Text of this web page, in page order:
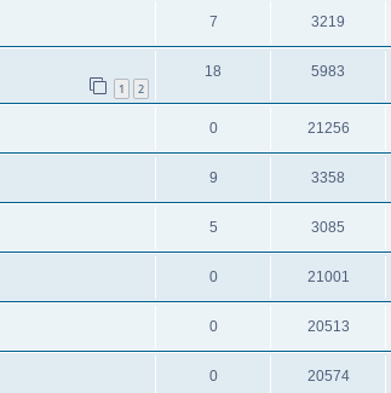
7 3219
1 2
18 5983
0 21256
9 3358
5 3085
0 21001
0 20513
0 20574